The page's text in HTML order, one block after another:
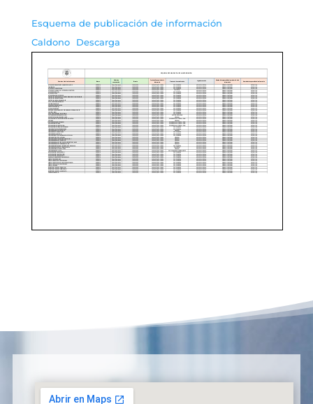
Esquema de publicación de información
Caldono
Descarga